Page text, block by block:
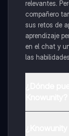
relevantes.
compañero
sus retos de
aprendizaje
en el chat y
las